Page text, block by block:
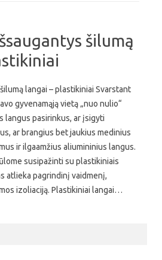
šilumą
langai – plastikiniai Svarstant
gyvenamąją vietą „nuo nulio“
langus pasirinkus, ar įsigyti
ar brangius bet jaukius medinius
ir ilgaamžius aliumininius langus.
susipažinti su plastikiniais
atlieka pagrindinį vaidmenį,
izoliaciją. Plastikiniai langai…